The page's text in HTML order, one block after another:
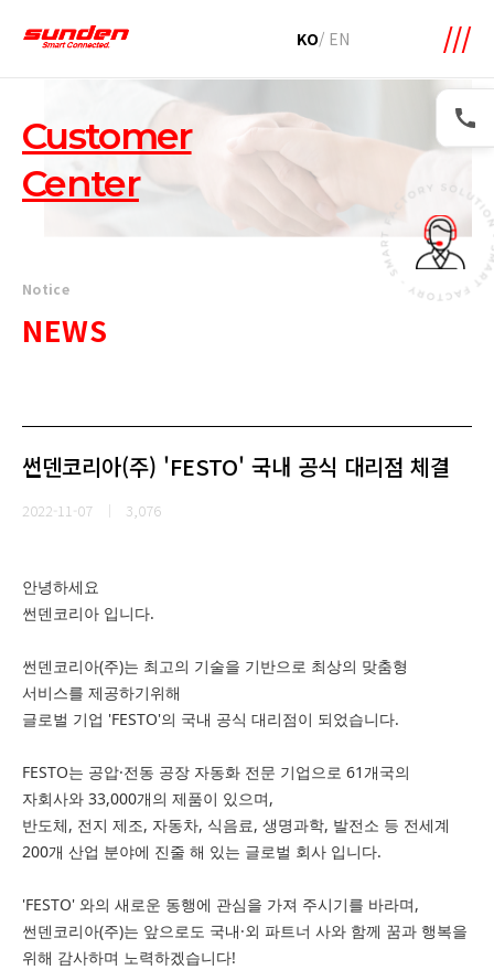
KO/ EN
Customer
Center
Notice
NEWS
썬덴코리아(주) 'FESTO' 국내 공식 대리점 체결
2022-11-07 3,076
안녕하세요
썬덴코리아 입니다.
썬덴코리아(주)는 최고의 기술을 기반으로 최상의 맞춤형
서비스를 제공하기위해
글로벌 기업 'FESTO'의 국내 공식 대리점이 되었습니다.
FESTO는 공압·전동 공장 자동화 전문 기업으로 61개국의
자회사와 33,000개의 제품이 있으며,
반도체, 전지 제조, 자동차, 식음료, 생명과학, 발전소 등 전세계
200개 산업 분야에 진줄 해 있는 글로벌 회사 입니다.
'FESTO' 와의 새로운 동행에 관심을 가져 주시기를 바라며,
썬덴코리아(주)는 앞으로도 국내·외 파트너 사와 함께 꿈과 행복을
위해 감사하며 노력하겠습니다!